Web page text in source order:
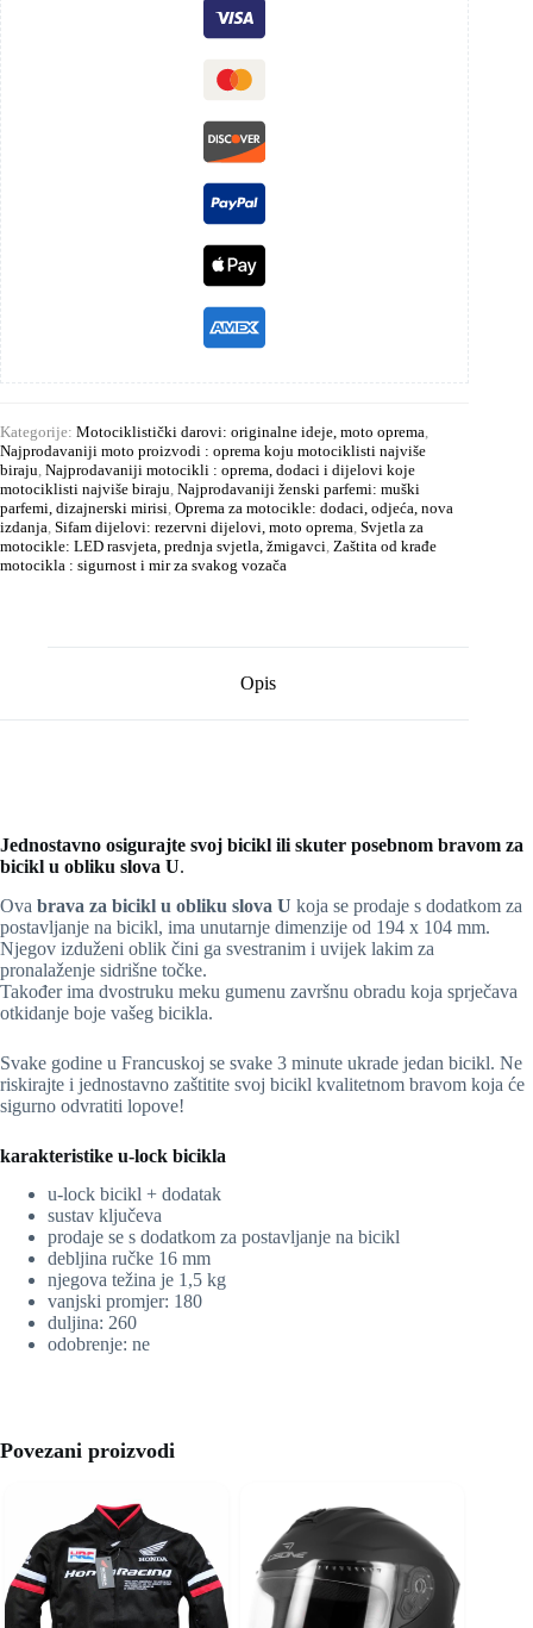
Kategorije: Motociklistički darovi: originalne ideje, moto oprema,
Najprodavaniji moto proizvodi : oprema koju motociklisti najviše
biraju, Najprodavaniji motocikli : oprema, dodaci i dijelovi koje
motociklisti najviše biraju, Najprodavaniji ženski parfemi: muški
parfemi, dizajnerski mirisi, Oprema za motocikle: dodaci, odjeća, nova
izdanja, Sifam dijelovi: rezervni dijelovi, moto oprema, Svjetla za
motocikle: LED rasvjeta, prednja svjetla, žmigavci, Zaštita od krađe
motocikla : sigurnost i mir za svakog vozača
Opis
Jednostavno osigurajte svoj bicikl ili skuter posebnom bravom za
bicikl u obliku slova U.
Ova brava za bicikl u obliku slova U koja se prodaje s dodatkom za
postavljanje na bicikl, ima unutarnje dimenzije od 194 x 104 mm.
Njegov izduženi oblik čini ga svestranim i uvijek lakim za
pronalaženje sidrišne točke.
Također ima dvostruku meku gumenu završnu obradu koja sprječava
otkidanje boje vašeg bicikla.
Svake godine u Francuskoj se svake 3 minute ukrade jedan bicikl. Ne
riskirajte i jednostavno zaštitite svoj bicikl kvalitetnom bravom koja će
sigurno odvratiti lopove!
karakteristike u-lock bicikla
u-lock bicikl + dodatak
sustav ključeva
prodaje se s dodatkom za postavljanje na bicikl
debljina ručke 16 mm
njegova težina je 1,5 kg
vanjski promjer: 180
duljina: 260
odobrenje: ne
Povezani proizvodi